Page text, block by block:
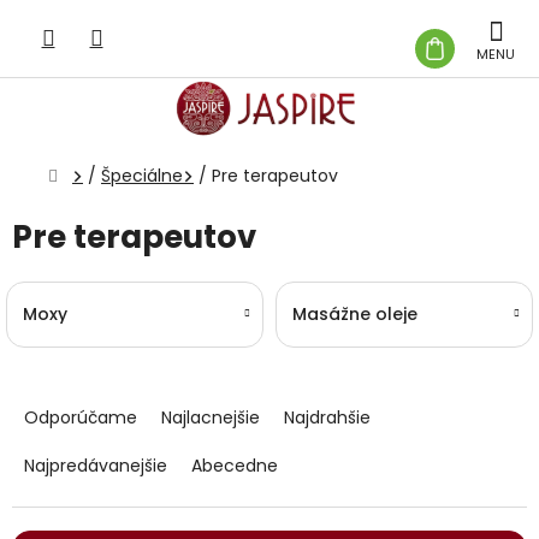
obsah
KOŠÍK
Domov
/ Špeciálne / Pre terapeutov
Pre terapeutov
Moxy Masážne oleje
a
e
Odporúčame Najlacnejšie
Najdrahšie
Najpredávanejšie
Abecedne